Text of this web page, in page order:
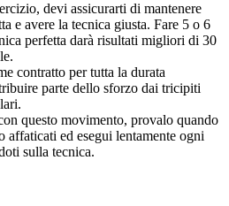
devi assicurarti di mantenere
e avere la tecnica giusta. Fare 5 o 6
perfetta darà risultati migliori di 30
contratto per tutta la durata
parte dello sforzo dai tricipiti
questo movimento, provalo quando
affaticati ed esegui lentamente ogni
sulla tecnica.